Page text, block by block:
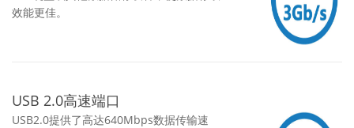
效能更佳。
USB 2.0高速端口
USB2.0提供了高达640Mbps数据传输速